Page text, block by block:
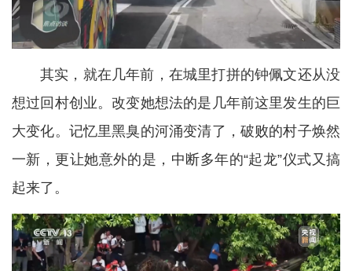
其实，就在几年前，在城里打拼的钟佩文还从没
想过回村创业。改变她想法的是几年前这里发生的巨
大变化。记忆里黑臭的河涌变清了，破败的村子焕然
一新，更让她意外的是，中断多年的“起龙”仪式又搞
起来了。